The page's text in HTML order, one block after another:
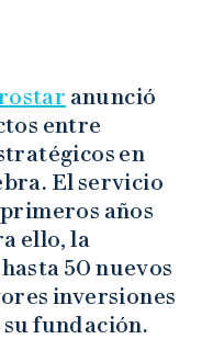
anunció
entre
en
El servicio
años
ello, la
50 nuevos
inversiones
fundación.